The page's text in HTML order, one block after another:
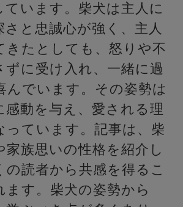
ています。柴犬は主人に
さと忠誠心が強く、主人
きたとしても、怒りや不
ずに受け入れ、一緒に過
んでいます。その姿勢は
感動を与え、愛される理
っています。記事は、柴
家族思いの性格を紹介し
の読者から共感を得るこ
ます。柴犬の姿勢から